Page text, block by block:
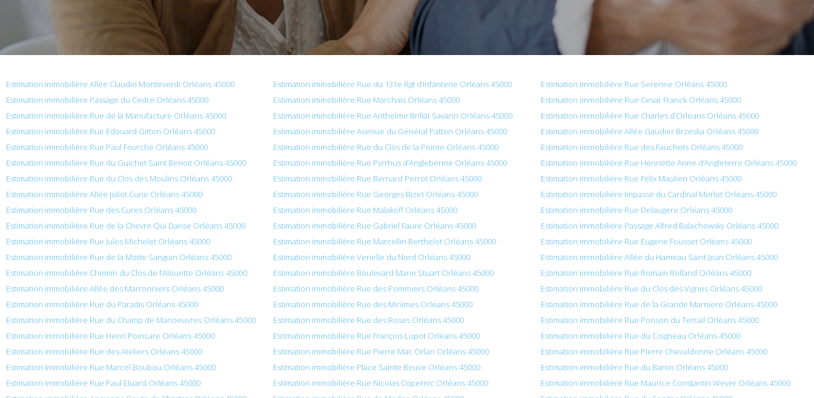
Estimation immobilière Allée Claudio Monteverdi Orléans 45000 Estimation immobilière Rue du 131e Rgt d’Infanterie Orléans 45000
Estimation immobilière Rue Serenne Orléans 45000
Estimation immobilière Passage du Cedre Orléans 45000
Estimation immobilière Rue Marchais Orléans 45000
Estimation immobilière Rue Cesar Franck Orléans 45000
Estimation immobilière Rue de la Manufacture Orléans 45000
Estimation immobilière Rue Anthelme Brillat Savarin Orléans 45000
Estimation immobilière Rue Charles d’Orleans Orléans 45000
Estimation immobilière Rue Édouard Gitton Orléans 45000
Estimation immobilière Avenue du Général Patton Orléans 45000
Estimation immobilière Allée Gaudier Brzeska Orléans 45000
Estimation immobilière Rue Paul Fourche Orléans 45000
Estimation immobilière Rue du Clos de la Pointe Orléans 45000
Estimation immobilière Rue des Fauchets Orléans 45000
Estimation immobilière Rue du Guichet Saint Benoit Orléans 45000
Estimation immobilière Rue Pyrrhus d’Angleberme Orléans 45000
Estimation immobilière Rue Henriette Anne d’Angleterre Orléans 45000
Estimation immobilière Rue du Clos des Moulins Orléans 45000
Estimation immobilière Rue Bernard Perrot Orléans 45000
Estimation immobilière Rue Felix Maulien Orléans 45000
Estimation immobilière Allée Joliot Curie Orléans 45000
Estimation immobilière Rue Georges Bizet Orléans 45000
Estimation immobilière Impasse du Cardinal Morlot Orléans 45000
Estimation immobilière Rue des Cures Orléans 45000
Estimation immobilière Rue Malakoff Orléans 45000
Estimation immobilière Rue Delaugere Orléans 45000
Estimation immobilière Rue de la Chevre Qui Danse Orléans 45000
Estimation immobilière Rue Gabriel Faure Orléans 45000
Estimation immobilière Passage Alfred Balachowsky Orléans 45000
Estimation immobilière Rue Jules Michelet Orléans 45000
Estimation immobilière Rue Marcellin Berthelot Orléans 45000
Estimation immobilière Rue Eugene Fousset Orléans 45000
Estimation immobilière Rue de la Motte Sanguin Orléans 45000
Estimation immobilière Venelle du Nord Orléans 45000
Estimation immobilière Allée du Hameau Saint Jean Orléans 45000
Estimation immobilière Chemin du Clos de l’Alouette Orléans 45000
Estimation immobilière Boulevard Marie Stuart Orléans 45000
Estimation immobilière Rue Romain Rolland Orléans 45000
Estimation immobilière Allée des Marronniers Orléans 45000
Estimation immobilière Rue des Pommiers Orléans 45000
Estimation immobilière Rue du Clos des Vignes Orléans 45000
Estimation immobilière Rue du Paradis Orléans 45000
Estimation immobilière Rue des Minimes Orléans 45000
Estimation immobilière Rue de la Grande Marniere Orléans 45000
Estimation immobilière Rue du Champ de Manoeuvres Orléans 45000
Estimation immobilière Rue des Roses Orléans 45000
Estimation immobilière Rue Ponson du Terrail Orléans 45000
Estimation immobilière Rue Henri Poincare Orléans 45000
Estimation immobilière Rue François Lupot Orléans 45000
Estimation immobilière Rue du Coigneau Orléans 45000
Estimation immobilière Rue des Ateliers Orléans 45000
Estimation immobilière Rue Pierre Mac Orlan Orléans 45000
Estimation immobilière Rue Pierre Chevaldonne Orléans 45000
Estimation immobilière Rue Marcel Boubou Orléans 45000
Estimation immobilière Place Sainte Beuve Orléans 45000
Estimation immobilière Rue du Baron Orléans 45000
Estimation immobilière Rue Paul Eluard Orléans 45000
Estimation immobilière Rue Nicolas Copernic Orléans 45000
Estimation immobilière Rue Maurice Constantin Weyer Orléans 45000